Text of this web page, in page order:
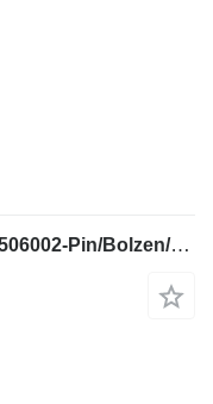
Terex TL80-Schaeff SKL834-0393506002-Pin/Bolzen/Pen для фронтального погрузчика